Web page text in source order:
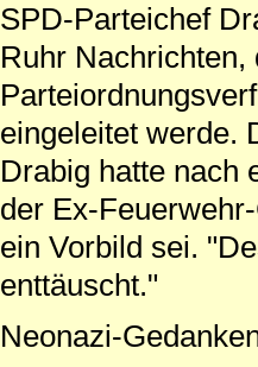
SPD-Parteichef
Ruhr Nachrichten,
eingeleitet werde.
Drabig hatte nach
der Ex-
ein Vorbild sei.
enttäuscht."
Neonazi-